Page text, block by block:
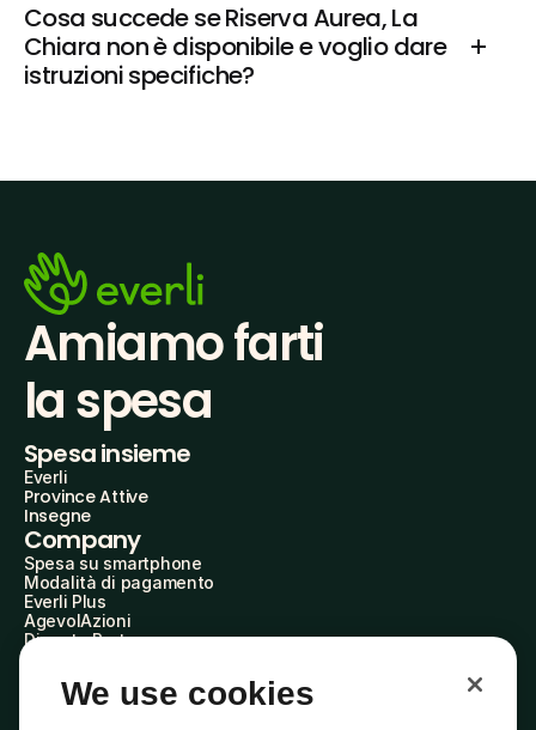
Cosa succede se Riserva Aurea, La
Chiara non è disponibile e voglio dare
istruzioni specifiche?
Amiamo farti
la spesa
Spesa insieme
Everli
Province Attive
Insegne
Company
Spesa su smartphone
Modalità di pagamento
Everli Plus
AgevolAzioni
Diventa Partner
Everli Shoppers
About Us
We use cookies